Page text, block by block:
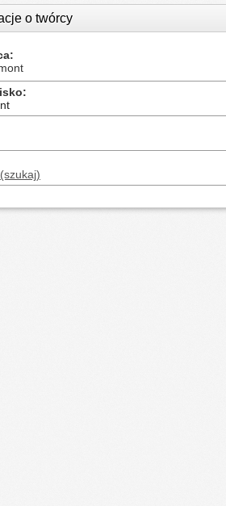
o twórcy
(szukaj)